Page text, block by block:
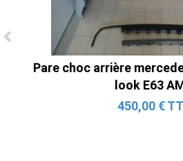
Ligne Cat-Back Active
Tube en H pour Ford
(2015-
Pare choc arrière
look E63
450,00 €